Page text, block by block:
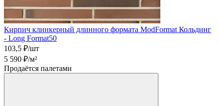
Кирпич клинкерный длинного формата ModFormat Кольдинг
- Long Format50
103,5 ₽/шт
5 590 ₽/м²
Продаётся палетами